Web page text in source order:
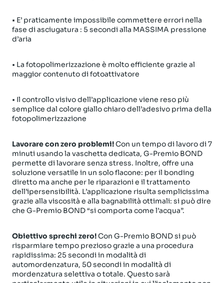
• E’ praticamente impossibile commettere errori nella
fase di asciugatura : 5 secondi alla MASSIMA pressione
d’aria
• La fotopolimerizzazione è molto efficiente grazie al
maggior contenuto di fotoattivatore
• Il controllo visivo dell’applicazione viene reso più
semplice dal colore giallo chiaro dell’adesivo prima della
fotopolimerizzazione
Lavorare con zero problemi!Con un tempo di lavoro di 7
minuti usando la vaschetta dedicata, G-Premio BOND
permette di lavorare senza stress. Inoltre, offre una
soluzione versatile in un solo flacone: per il bonding
diretto ma anche per le riparazioni e il trattamento
dell’ipersensibilità. L’applicazione risulta semplicissima
grazie alla viscosità e alla bagnabilità ottimali: si può dire
che G-Premio BOND “si comporta come l’acqua”.
Obiettivo sprechi zero!Con G-Premio BOND si può
risparmiare tempo prezioso grazie a una procedura
rapidissima: 25 secondi in modalità di
automordenzatura, 50 secondi in modalità di
mordenzatura selettiva o totale. Questo sarà